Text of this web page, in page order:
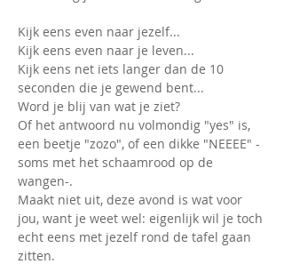
Kijk eens even naar jezelf...
Kijk eens even naar je leven...
Kijk eens net iets langer dan de 10
seconden die je gewend bent...
Word je blij van wat je ziet?
Of het antwoord nu volmondig "yes" is,
een beetje "zozo", of een dikke "NEEEE" -
soms met het schaamrood op de
wangen-.
Maakt niet uit, deze avond is wat voor
jou, want je weet wel: eigenlijk wil je toch
echt eens met jezelf rond de tafel gaan